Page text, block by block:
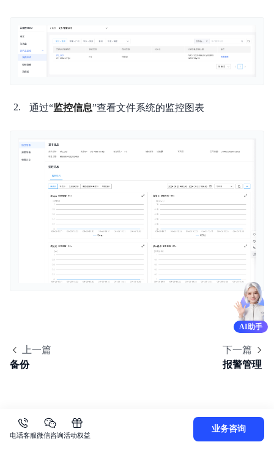
通过“监控信息”查看文件系统的监控图表
上一篇
备份
下一篇
报警管理
AI助手
电话客服微信咨询活动权益
业务咨询